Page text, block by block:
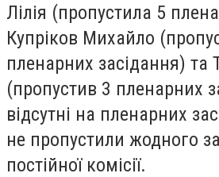
Лілія (пропустила 5
Купріков Михайло
пленарних засідання) та
(пропустив 3 пленарних
відсутні на пленарних
не пропустили жодного
постійної комісії.